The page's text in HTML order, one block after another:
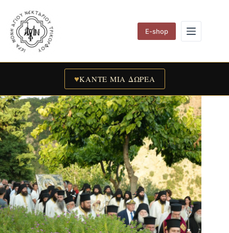
content
E-shop
♥ΚΑΝΤΕ ΜΙΑ ΔΩΡΕΑ